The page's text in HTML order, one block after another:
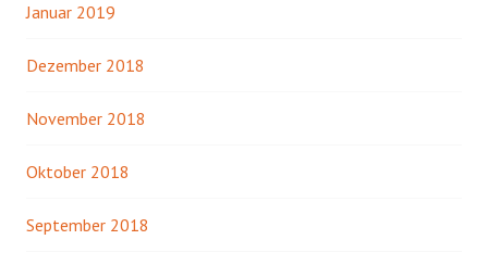
Januar 2019
Dezember 2018
November 2018
Oktober 2018
September 2018